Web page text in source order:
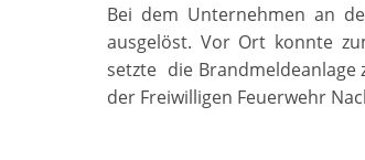
Bei dem Unternehmen an
ausgelöst. Vor Ort konnte
setzte die Brandmeldeanlage
der Freiwilligen Feuerwehr